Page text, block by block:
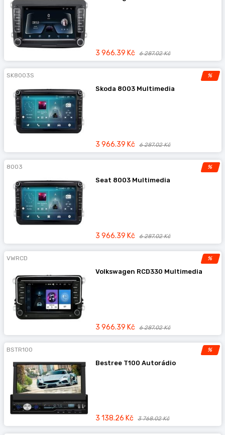
3 966.39 Kč 6 287.02 Kč
%
SK8003S
Skoda 8003 Multimedia
3 966.39 Kč 6 287.02 Kč
%
8003
Seat 8003 Multimedia
3 966.39 Kč 6 287.02 Kč
%
VWRCD
Volkswagen RCD330 Multimedia
3 966.39 Kč 6 287.02 Kč
%
BSTR100
Bestree T100 Autorádio
3 138.26 Kč 3 768.02 Kč